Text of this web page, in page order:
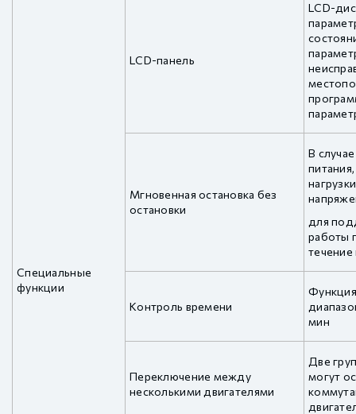
Специальные
функции
LCD-панель
LCD-
Мгновенная остановка без
остановки
В
для
работы
Контроль времени
мин
Переключение между
несколькими двигателями
Две
могут